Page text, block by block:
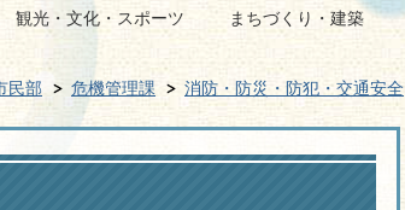
観光・文化・スポーツ まちづくり・建築
民部 危機管理課 消防・防災・防犯・交通安全